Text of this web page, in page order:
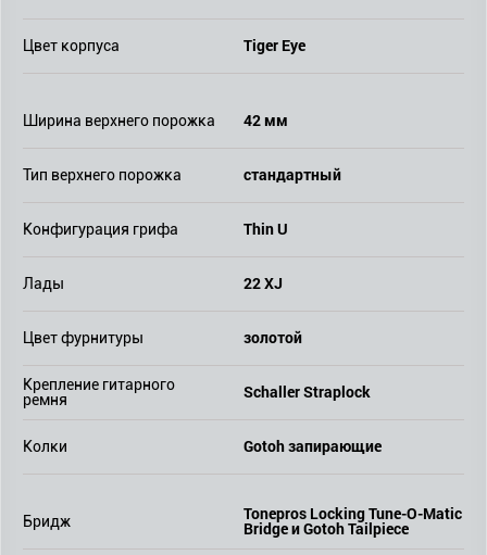
Цвет корпуса Tiger Eye
Ширина верхнего порожка 42 мм
Тип верхнего порожка стандартный
Конфигурация грифа Thin U
Лады 22 XJ
Цвет фурнитуры золотой
Крепление гитарного
ремня
Schaller Straplock
Колки Gotoh запирающие
Бридж Tonepros Locking Tune-O-Matic
Bridge и Gotoh Tailpiece